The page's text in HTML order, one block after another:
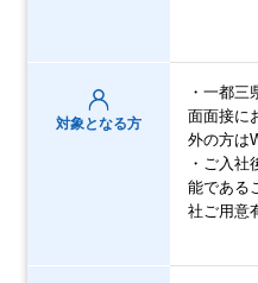
対象となる方
・一都
面面接に
外の方は
・ご入
能である
社ご用意